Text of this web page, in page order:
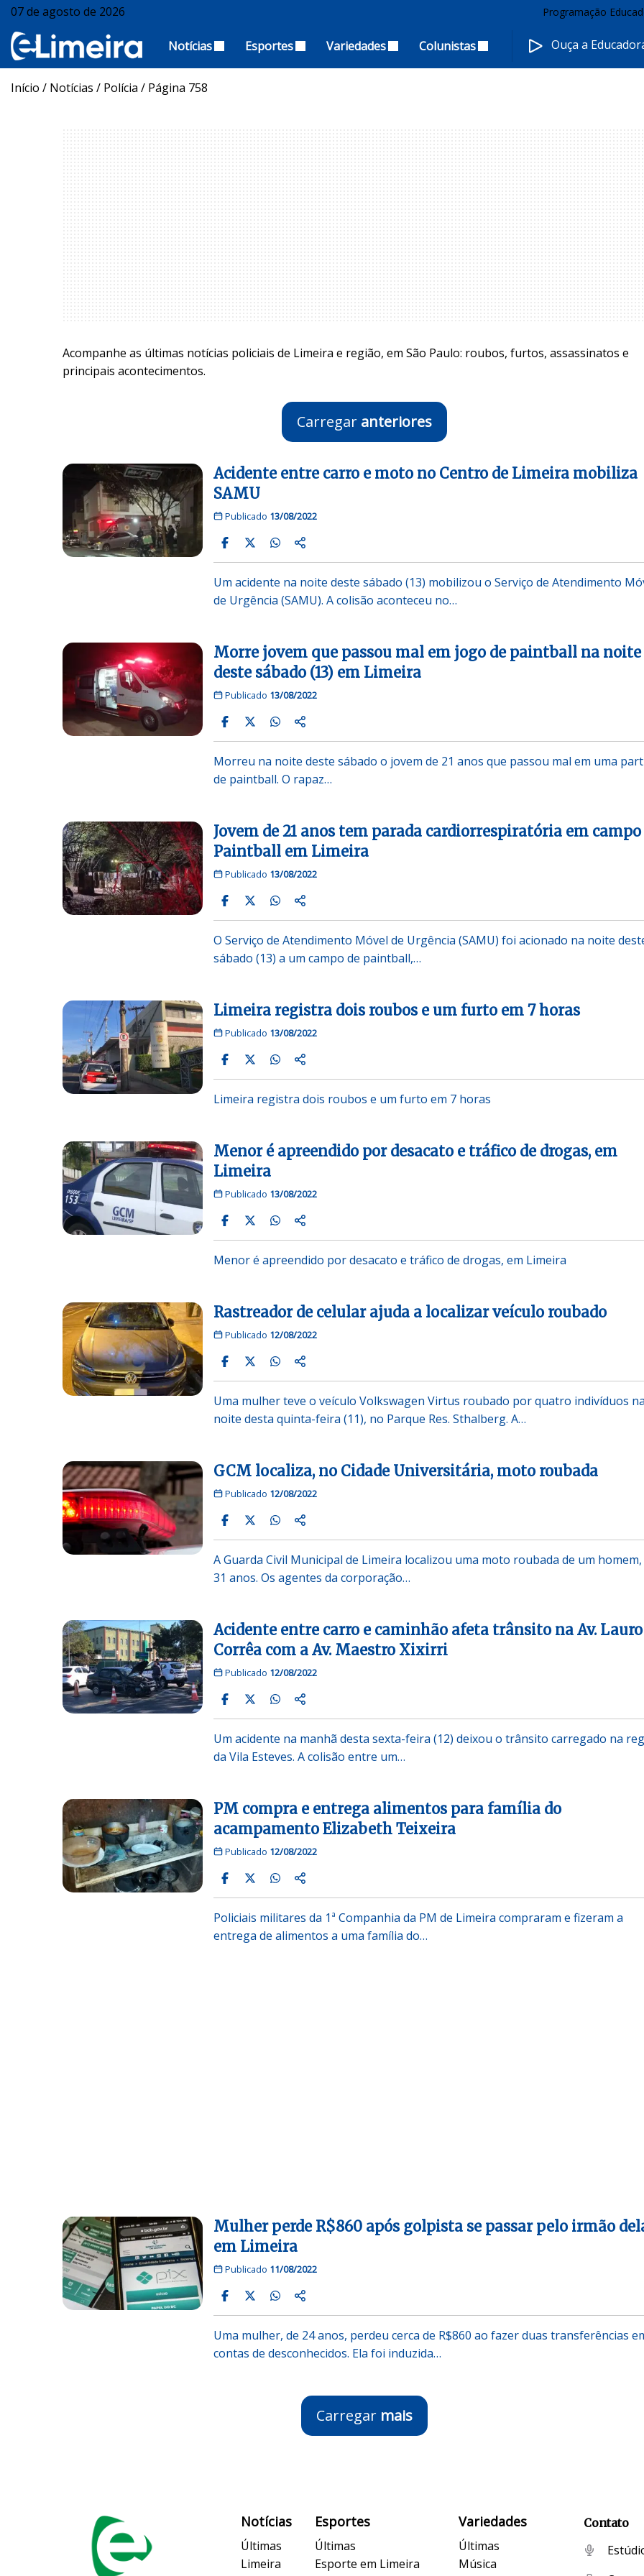
07 de agosto de 2026 Programação
Notícias Esportes Variedades Colunistas Ouça a
Início / Notícias / Polícia / Página 758
Acompanhe as últimas notícias policiais de Limeira e região, em São Paulo: roubos, furtos, assassinatos e
principais acontecimentos.
Carregar anteriores
Acidente entre carro e moto no Centro de Limeira mobiliza
SAMU
Publicado 13/08/2022
Um acidente na noite deste sábado (13) mobilizou o Serviço de Atendimento
de Urgência (SAMU). A colisão aconteceu no…
Morre jovem que passou mal em jogo de paintball na noite
deste sábado (13) em Limeira
Publicado 13/08/2022
Morreu na noite deste sábado o jovem de 21 anos que passou mal em uma
de paintball. O rapaz…
Jovem de 21 anos tem parada cardiorrespiratória em campo
Paintball em Limeira
Publicado 13/08/2022
O Serviço de Atendimento Móvel de Urgência (SAMU) foi acionado na noite
sábado (13) a um campo de paintball,…
Limeira registra dois roubos e um furto em 7 horas
Publicado 13/08/2022
Limeira registra dois roubos e um furto em 7 horas
Menor é apreendido por desacato e tráfico de drogas, em
Limeira
Publicado 13/08/2022
Menor é apreendido por desacato e tráfico de drogas, em Limeira
Rastreador de celular ajuda a localizar veículo roubado
Publicado 12/08/2022
Uma mulher teve o veículo Volkswagen Virtus roubado por quatro indivíduos
noite desta quinta-feira (11), no Parque Res. Sthalberg. A…
GCM localiza, no Cidade Universitária, moto roubada
Publicado 12/08/2022
A Guarda Civil Municipal de Limeira localizou uma moto roubada de um homem,
31 anos. Os agentes da corporação…
Acidente entre carro e caminhão afeta trânsito na Av. Lauro
Corrêa com a Av. Maestro Xixirri
Publicado 12/08/2022
Um acidente na manhã desta sexta-feira (12) deixou o trânsito carregado na
da Vila Esteves. A colisão entre um…
PM compra e entrega alimentos para família do
acampamento Elizabeth Teixeira
Publicado 12/08/2022
Policiais militares da 1ª Companhia da PM de Limeira compraram e fizeram a
entrega de alimentos a uma família do…
Mulher perde R$860 após golpista se passar pelo irmão
em Limeira
Publicado 11/08/2022
Uma mulher, de 24 anos, perdeu cerca de R$860 ao fazer duas transferências
contas de desconhecidos. Ela foi induzida…
Carregar mais
Notícias
Últimas
Limeira
Esportes
Últimas
Esporte em Limeira
Variedades
Últimas
Música
Contato